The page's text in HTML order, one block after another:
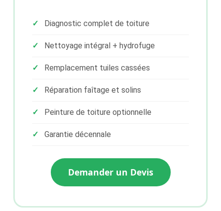
Diagnostic complet de toiture
Nettoyage intégral + hydrofuge
Remplacement tuiles cassées
Réparation faîtage et solins
Peinture de toiture optionnelle
Garantie décennale
Demander un Devis